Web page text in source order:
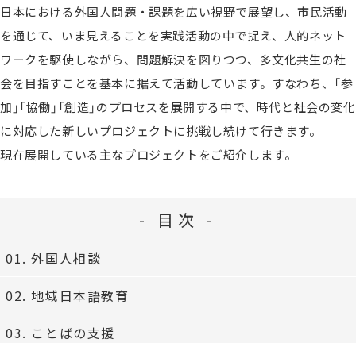
日本における外国人問題・課題を広い視野で展望し、市民活動
を通じて、いま見えることを実践活動の中で捉え、人的ネット
ワークを駆使しながら、問題解決を図りつつ、多文化共生の社
会を目指すことを基本に据えて活動しています。すなわち、「参
加」「協働」「創造」のプロセスを展開する中で、時代と社会の変化
に対応した新しいプロジェクトに挑戦し続けて行きます。
現在展開している主なプロジェクトをご紹介します。
- 目次 -
01. 外国人相談
02. 地域日本語教育
03. ことばの支援